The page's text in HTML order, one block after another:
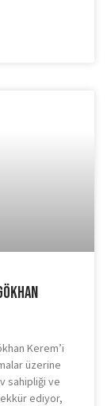
Kerem’i
üzerine
sahipliği ve
ediyor,